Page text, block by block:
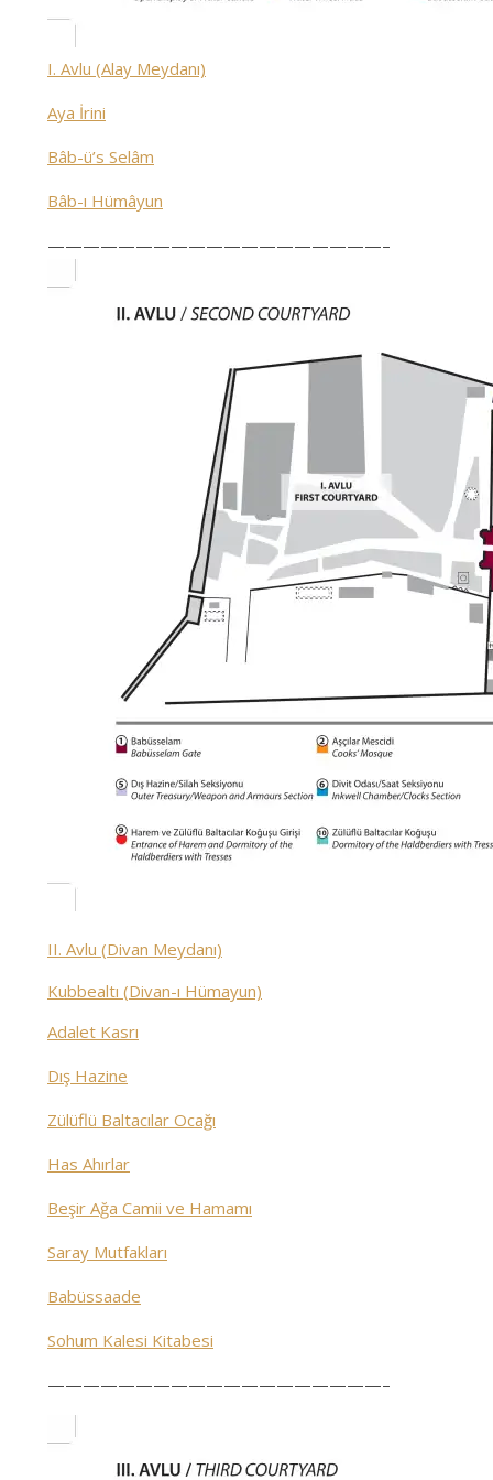
I. Avlu (Alay Meydanı)
Aya İrini
Bâb-ü’s Selâm
Bâb-ı Hümâyun
———————————————————–
II. Avlu (Divan Meydanı)
Kubbealtı (Divan-ı Hümayun)
Adalet Kasrı
Dış Hazine
Zülüflü Baltacılar Ocağı
Has Ahırlar
Beşir Ağa Camii ve Hamamı
Saray Mutfakları
Babüssaade
Sohum Kalesi Kitabesi
———————————————————–